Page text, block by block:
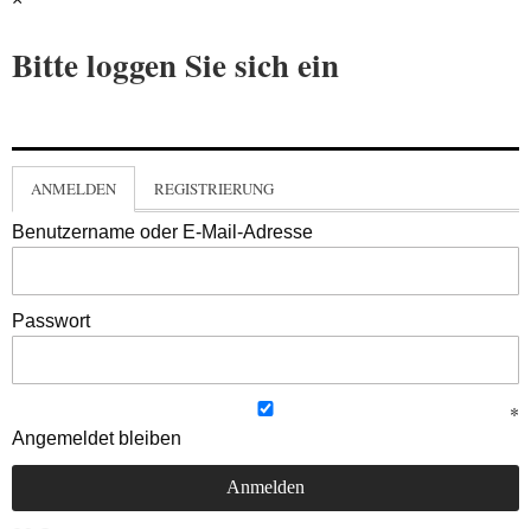
Bitte loggen Sie sich ein
ANMELDEN REGISTRIERUNG
Benutzername oder E-Mail-Adresse
Passwort
Angemeldet bleiben